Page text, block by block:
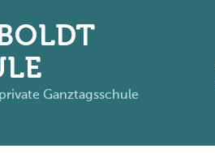
Ganztagsschule